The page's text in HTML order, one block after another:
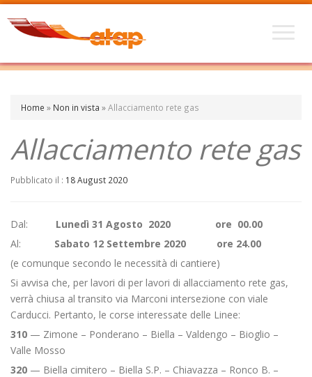
Home » Non in vista »Allacciamento rete gas
Allacciamento rete gas
Pubblicato il : 18 August 2020
Dal: Lunedì 31 Agosto 2020
ore 00.00
Al: Sabato 12 Settembre 2020
ore 24.00
(e comunque secondo le necessità di cantiere)
Si avvisa che, per lavori di per lavori di allacciamento rete gas,
verrà chiusa al transito via Marconi intersezione con viale
Carducci. Pertanto, le corse interessate delle Linee:
310 — Zimone – Ponderano – Biella – Valdengo – Bioglio –
Valle Mosso
320 — Biella cimitero – Biella S.P. – Chiavazza – Ronco B. –